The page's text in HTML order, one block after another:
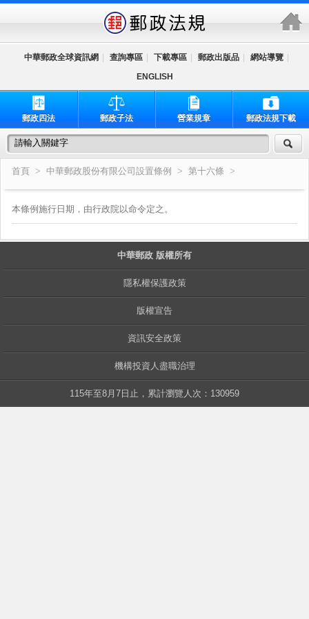
中華郵政全球資訊網 查詢專區 下載專區 郵政出版品 網站導覽
ENGLISH
郵政四法 郵政子法 營業規章 郵政法規下載
首頁 > 中華郵政股份有限公司設置條例 > 第十六條 >
本條例施行日期，由行政院以命令定之。
中華郵政 版權所有
隱私權保護政策
版權宣告
資訊安全政策
機構投資人盡職治理
115年至8月7日止，累計瀏覽人次：130959